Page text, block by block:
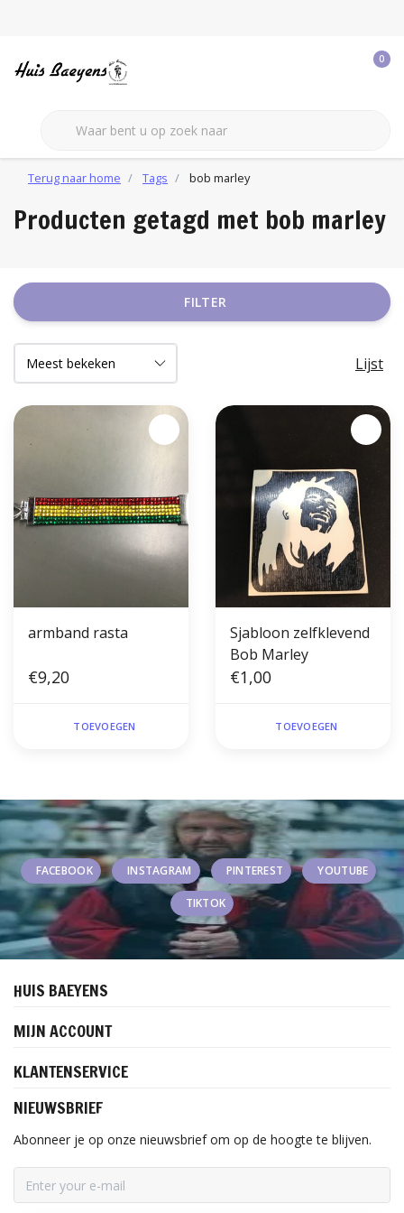
0
Terug naar home Tags bob marley
Producten getagd met bob marley
FILTER
Lijst
armband rasta
€9,20
TOEVOEGEN
Sjabloon zelfklevend
Bob Marley
€1,00
TOEVOEGEN
FACEBOOK INSTAGRAM PINTEREST YOUTUBE
TIKTOK
HUIS BAEYENS
MIJN ACCOUNT
KLANTENSERVICE
NIEUWSBRIEF
Abonneer je op onze nieuwsbrief om op de hoogte te blijven.